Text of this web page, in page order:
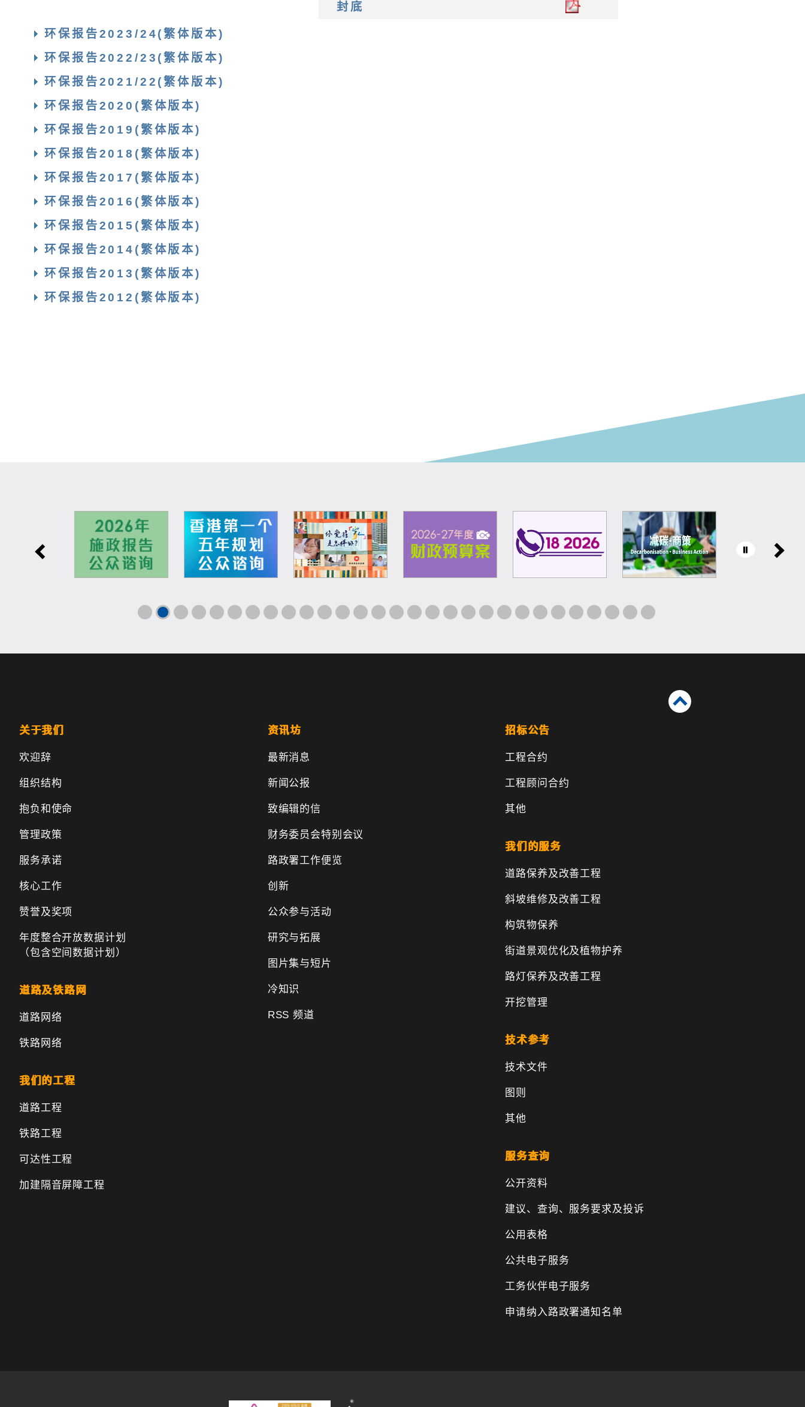
封底
环保报告2023/24(繁体版本)
环保报告2022/23(繁体版本)
环保报告2021/22(繁体版本)
环保报告2020(繁体版本)
环保报告2019(繁体版本)
环保报告2018(繁体版本)
环保报告2017(繁体版本)
环保报告2016(繁体版本)
环保报告2015(繁体版本)
环保报告2014(繁体版本)
环保报告2013(繁体版本)
环保报告2012(繁体版本)
关于我们
欢迎辞
组织结构
抱负和使命
管理政策
服务承诺
核心工作
赞誉及奖项
年度整合开放数据计划
（包含空间数据计划）
道路及铁路网
道路网络
铁路网络
我们的工程
道路工程
铁路工程
可达性工程
加建隔音屏障工程
资讯坊
最新消息
新闻公报
致编辑的信
财务委员会特别会议
路政署工作便览
创新
公众参与活动
研究与拓展
图片集与短片
冷知识
RSS 频道
招标公告
工程合约
工程顾问合约
其他
我们的服务
道路保养及改善工程
斜坡维修及改善工程
构筑物保养
街道景观优化及植物护养
路灯保养及改善工程
开挖管理
技术参考
技术文件
图则
其他
服务查询
公开资料
建议、查询、服务要求及投诉
公用表格
公共电子服务
工务伙伴电子服务
申请纳入路政署通知名单